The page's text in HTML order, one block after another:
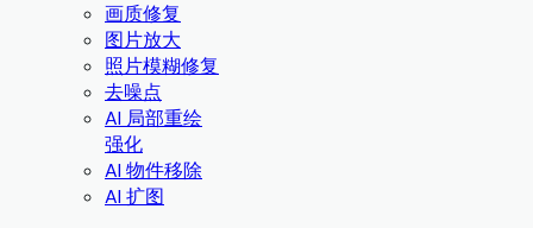
画质修复
图片放大
照片模糊修复
去噪点
AI 局部重绘
强化
AI 物件移除
AI 扩图